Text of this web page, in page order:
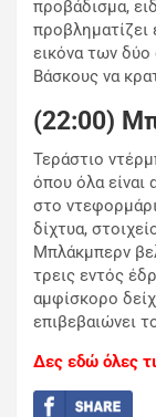
προβάδισμα,
προβληματίζει
εικόνα των δύο
Βάσκους να
(22:00)
Τεράστιο
όπου όλα είναι
στο
δίχτυα,
Μπλάκμπερν
τρεις εντός
αμφίσκορο
επιβεβαιώνει
Δες εδώ όλες